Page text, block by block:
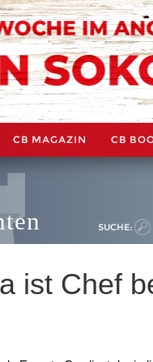
CB MAGAZIN CB
SUCHE:
ist Chef